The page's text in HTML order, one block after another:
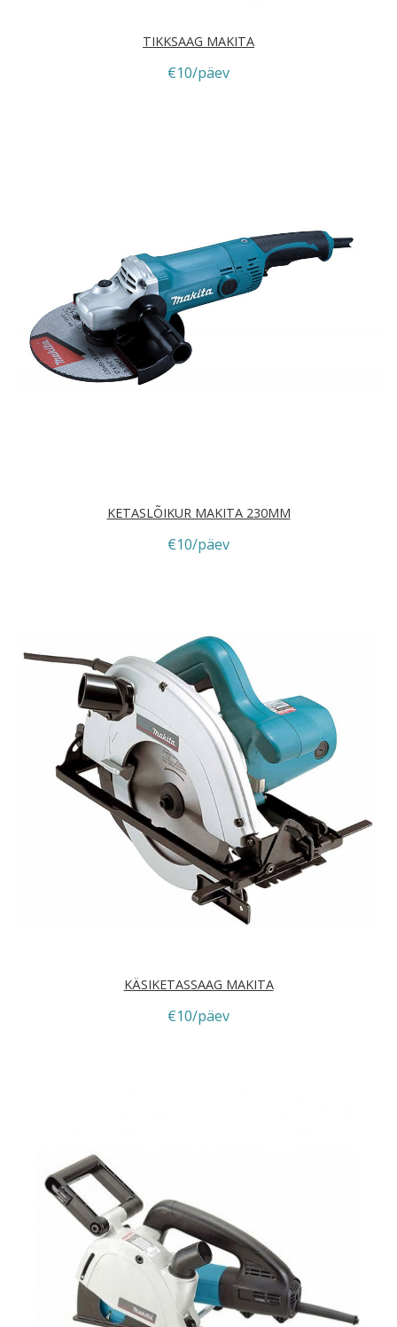
TIKKSAAG MAKITA
€10/päev
KETASLÕIKUR MAKITA 230MM
€10/päev
KÄSIKETASSAAG MAKITA
€10/päev